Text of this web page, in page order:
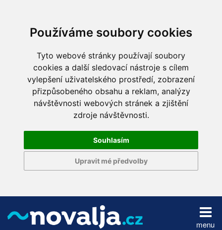
Používáme soubory cookies
Tyto webové stránky používají soubory
cookies a další sledovací nástroje s cílem
vylepšení uživatelského prostředí, zobrazení
přizpůsobeného obsahu a reklam, analýzy
návštěvnosti webových stránek a zjištění
zdroje návštěvnosti.
Souhlasím
Upravit mé předvolby
menu